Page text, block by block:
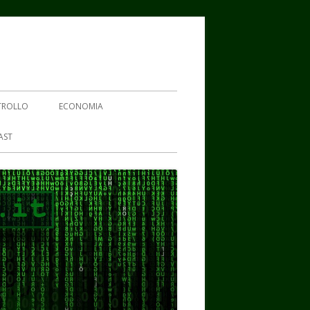
ECONOMIA